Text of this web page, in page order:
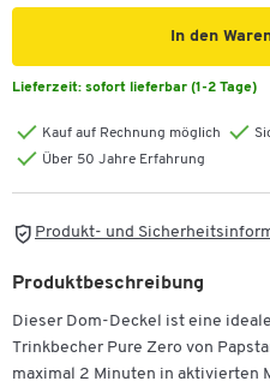
In den
Lieferzeit: sofort lieferbar (1-2 Tage)
Kauf auf Rechnung möglich
Über 50 Jahre Erfahrung
Produkt- und
Produktbeschreibung
Dieser Dom-Deckel ist eine
Trinkbecher Pure Zero von
maximal 2 Minuten in aktivierten